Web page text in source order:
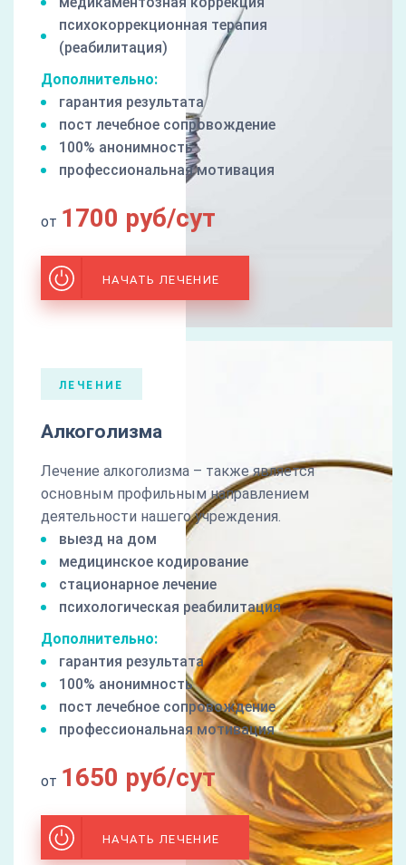
психокоррекционная терапия
(реабилитация)
Дополнительно:
гарантия результата
пост лечебное сопровождение
100% анонимность
профессиональная мотивация
от 1700 руб/сут
НАЧАТЬ ЛЕЧЕНИЕ
ЛЕЧЕНИЕ
Алкоголизма
Лечение алкоголизма – также является
основным профильным направлением
деятельности нашего учреждения.
выезд на дом
медицинское кодирование
стационарное лечение
психологическая реабилитация
Дополнительно:
гарантия результата
100% анонимность
пост лечебное сопровождение
профессиональная мотивация
от 1650 руб/сут
НАЧАТЬ ЛЕЧЕНИЕ